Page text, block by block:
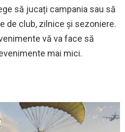
să jucați campania sau să
de club, zilnice și sezoniere.
vă va face să
mai mici.